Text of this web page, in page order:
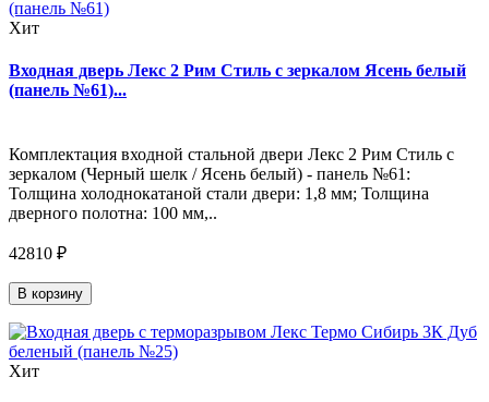
Хит
Входная дверь Лекс 2 Рим Стиль с зеркалом Ясень белый
(панель №61)...
Комплектация входной стальной двери Лекс 2 Рим Стиль с
зеркалом (Черный шелк / Ясень белый) - панель №61:
Толщина холоднокатаной стали двери: 1,8 мм; Толщина
дверного полотна: 100 мм,..
42810 ₽
В корзину
Хит